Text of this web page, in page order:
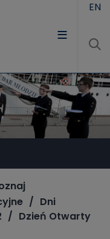
EN
Dni
Dzień Otwarty